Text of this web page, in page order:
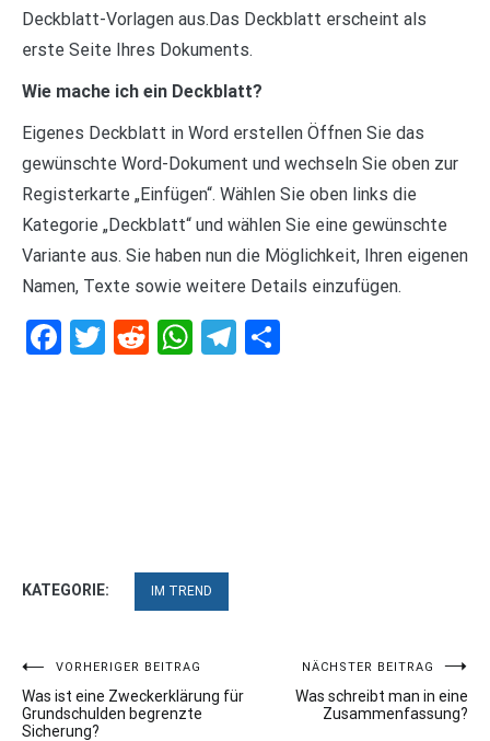
Deckblatt-Vorlagen aus.Das Deckblatt erscheint als
erste Seite Ihres Dokuments.
Wie mache ich ein Deckblatt?
Eigenes Deckblatt in Word erstellen Öffnen Sie das
gewünschte Word-Dokument und wechseln Sie oben zur
Registerkarte „Einfügen“. Wählen Sie oben links die
Kategorie „Deckblatt“ und wählen Sie eine gewünschte
Variante aus. Sie haben nun die Möglichkeit, Ihren eigenen
Namen, Texte sowie weitere Details einzufügen.
Facebook
Twitter
RedditWhatsApp
Telegram
KATEGORIE: IM TREND
Beitragsnavigation
VORHERIGER BEITRAG
Was ist eine Zweckerklärung für
Grundschulden begrenzte
Sicherung?
NÄCHSTER BEITRAG
Was schreibt man in eine
Zusammenfassung?